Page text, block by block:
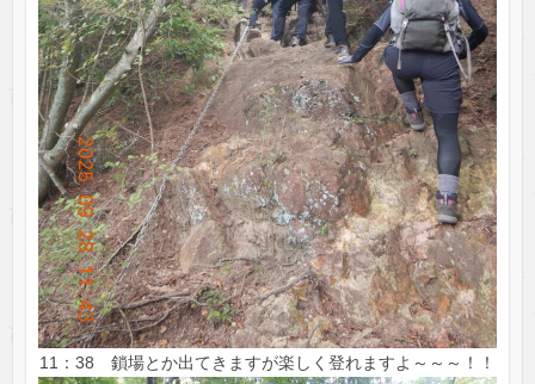
11：38 鎖場とか出てきますが楽しく登れますよ～～～！！